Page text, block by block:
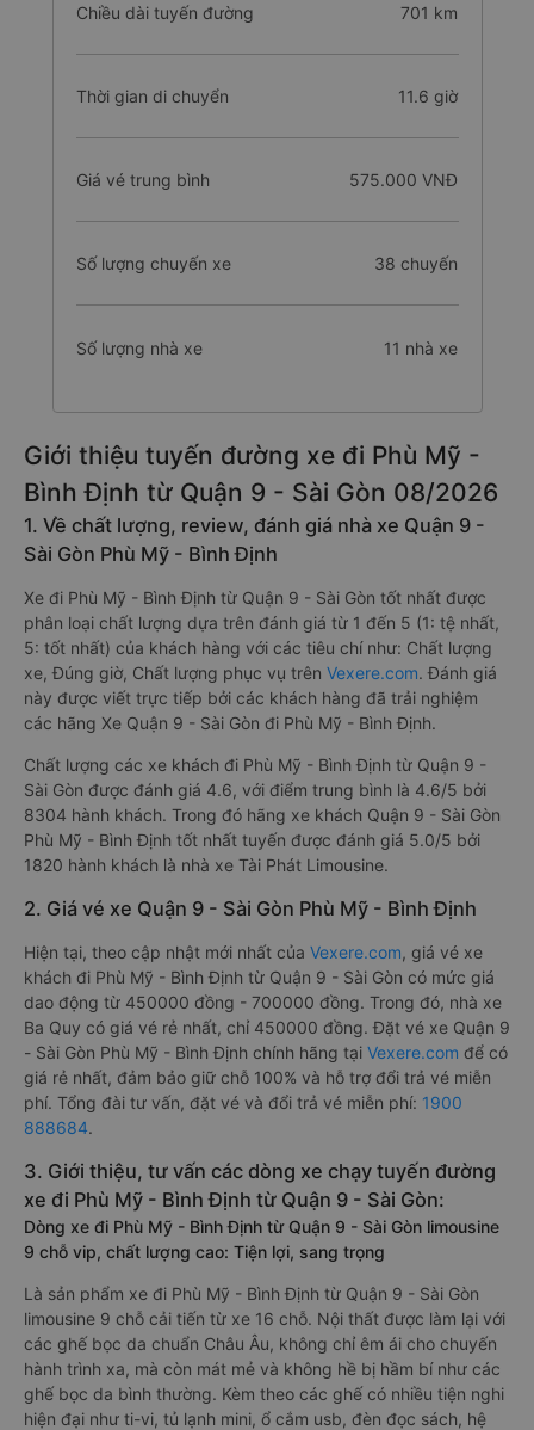
Chiều dài tuyến đường 701 km
Thời gian di chuyển 11.6 giờ
Giá vé trung bình 575.000 VNĐ
Số lượng chuyến xe 38 chuyến
Số lượng nhà xe 11 nhà xe
Giới thiệu tuyến đường xe đi Phù Mỹ -
Bình Định từ Quận 9 - Sài Gòn 08/2026
1. Về chất lượng, review, đánh giá nhà xe Quận 9 -
Sài Gòn Phù Mỹ - Bình Định
Xe đi Phù Mỹ - Bình Định từ Quận 9 - Sài Gòn tốt nhất được
phân loại chất lượng dựa trên đánh giá từ 1 đến 5 (1: tệ nhất,
5: tốt nhất) của khách hàng với các tiêu chí như: Chất lượng
xe, Đúng giờ, Chất lượng phục vụ trên Vexere.com. Đánh giá
này được viết trực tiếp bởi các khách hàng đã trải nghiệm
các hãng Xe Quận 9 - Sài Gòn đi Phù Mỹ - Bình Định.
Chất lượng các xe khách đi Phù Mỹ - Bình Định từ Quận 9 -
Sài Gòn được đánh giá 4.6, với điểm trung bình là 4.6/5 bởi
8304 hành khách. Trong đó hãng xe khách Quận 9 - Sài Gòn
Phù Mỹ - Bình Định tốt nhất tuyến được đánh giá 5.0/5 bởi
1820 hành khách là nhà xe Tài Phát Limousine.
2. Giá vé xe Quận 9 - Sài Gòn Phù Mỹ - Bình Định
Hiện tại, theo cập nhật mới nhất của Vexere.com, giá vé xe
khách đi Phù Mỹ - Bình Định từ Quận 9 - Sài Gòn có mức giá
dao động từ 450000 đồng - 700000 đồng. Trong đó, nhà xe
Ba Quy có giá vé rẻ nhất, chỉ 450000 đồng. Đặt vé xe Quận 9
- Sài Gòn Phù Mỹ - Bình Định chính hãng tại Vexere.com để có
giá rẻ nhất, đảm bảo giữ chỗ 100% và hỗ trợ đổi trả vé miễn
phí. Tổng đài tư vấn, đặt vé và đổi trả vé miễn phí: 1900
888684.
3. Giới thiệu, tư vấn các dòng xe chạy tuyến đường
xe đi Phù Mỹ - Bình Định từ Quận 9 - Sài Gòn:
Dòng xe đi Phù Mỹ - Bình Định từ Quận 9 - Sài Gòn limousine
9 chỗ vip, chất lượng cao: Tiện lợi, sang trọng
Là sản phẩm xe đi Phù Mỹ - Bình Định từ Quận 9 - Sài Gòn
limousine 9 chỗ cải tiến từ xe 16 chỗ. Nội thất được làm lại với
các ghế bọc da chuẩn Châu Âu, không chỉ êm ái cho chuyến
hành trình xa, mà còn mát mẻ và không hề bị hầm bí như các
ghế bọc da bình thường. Kèm theo các ghế có nhiều tiện nghi
hiện đại như ti-vi, tủ lạnh mini, ổ cắm usb, đèn đọc sách, hệ